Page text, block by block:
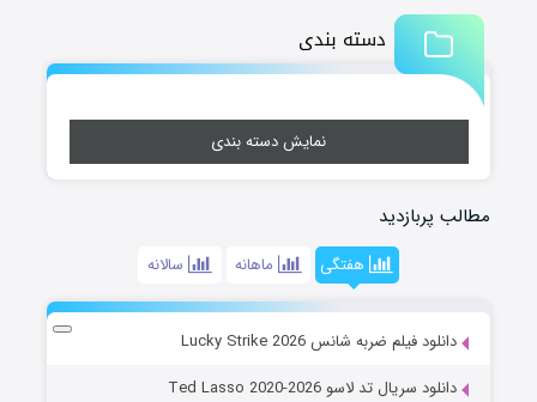
دسته بندی
نمایش دسته بندی
مطالب پربازدید
هفتگی ماهانه سالانه
دانلود فیلم ضربه شانس Lucky Strike 2026
دانلود سریال تد لاسو Ted Lasso 2020-2026